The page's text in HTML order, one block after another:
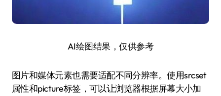
AI绘图结果，仅供参考
图片和媒体元素也需要适配不同分辨率。使用srcset
属性和picture标签，可以让浏览器根据屏幕大小加